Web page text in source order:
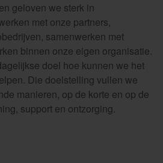
geloven we sterk in
met onze partners,
samenwerken met
binnen onze eigen organisatie.
doel hoe kunnen we het
Die doelstelling vullen we
manieren, op de korte en op de
support en ontzorging.